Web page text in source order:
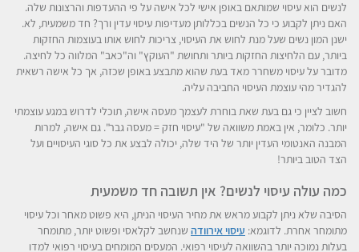
לנשים הוא עיסוי שמותאם באופן אישי לכל אישה על פי ההעדפות והרצונות שלה.
האם ניתן לקבוע כי כל הנשים בכללותן מעדיפות עיסוי עדין ורך? חד משמעית, לא.
ישנן המון נשים שעל מנת לחוש את העיסוי, צריכות לחוש אותו בעוצמות החזקות
ביותר, עם הלחיצות החזקות ביותר ותחושת "העוקץ" וה"כאב" המלווה כל לחיצה.
מדובר על עיסוי משחרר מאד בעת שהוא מתבצע באופן שכזה, אך כל אישה רשאית
להגדיר מהי עוצמת העיסוי החביבה עליה.
חשוב לציין כי גם בעת שאת בוחרת לעצמך מעסה אישה, תוכלי לדרוש במגע עוצמתי
יותר. כלומר, אין באמת משוואה של "עיסוי חזק = מעסה גבר". גם אישה, למרות
המבנה האנטומי העדין יותר של היד שלה, יכולה לבצע את כל סוגי העיסויים ועל
הצד הטוב ביותר!
כמה עולה עיסוי לנשים? אין תשובה חד משמעית
הסיבה שלא ניתן לקבוע מראש את מחיר העיסוי הניתן, היא פשוט מאחר וכל עיסוי
מתומחר אחרת. לדוגמא: עיסוי אירוודה שנחשב לקלאסי ופשוט יותר, מתומחר
בעלות נמוכה יותר בהשוואה לעיסוי רפואי. המעסים המומחים בעיסוי רפואי למדו